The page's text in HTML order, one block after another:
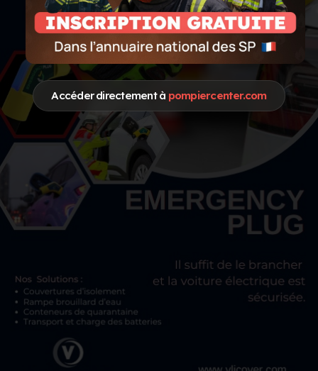
Accéder directement à pompiercenter.com